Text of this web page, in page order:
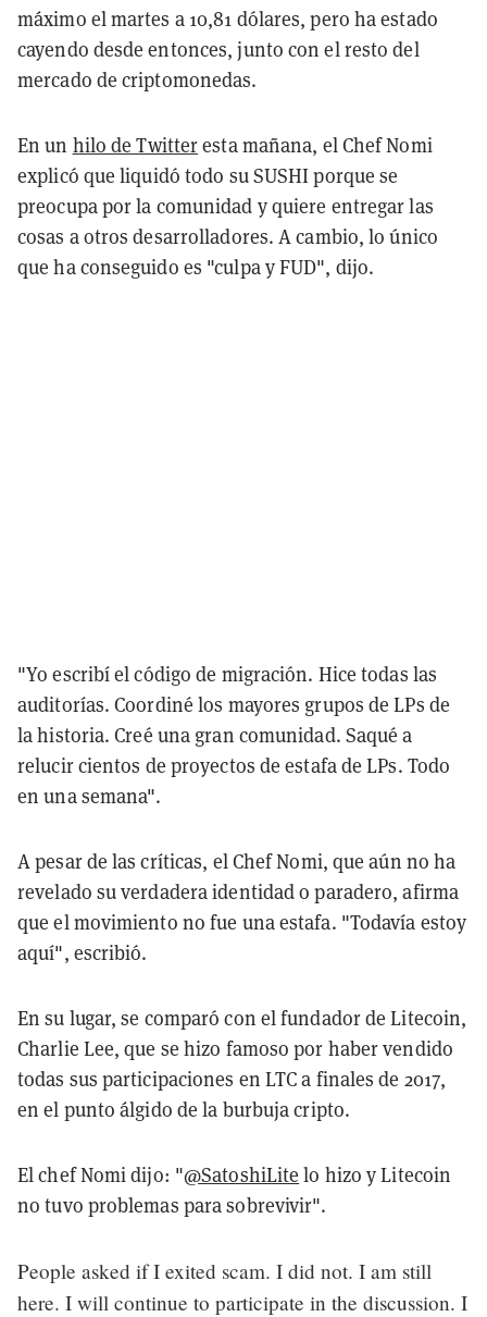
máximo el martes a 10,81 dólares, pero ha estado
cayendo desde entonces, junto con el resto del
mercado de criptomonedas.
En un hilo de Twitteresta mañana, el Chef Nomi
explicó que liquidó todo su SUSHI porque se
preocupa por la comunidad y quiere entregar las
cosas a otros desarrolladores. A cambio, lo único
que ha conseguido es "culpa y FUD", dijo.
"Yo escribí el código de migración. Hice todas las
auditorías. Coordiné los mayores grupos de LPs de
la historia. Creé una gran comunidad. Saqué a
relucir cientos de proyectos de estafa de LPs. Todo
en una semana".
A pesar de las críticas, el Chef Nomi, que aún no ha
revelado su verdadera identidad o paradero, afirma
que el movimiento no fue una estafa. "Todavía estoy
aquí", escribió.
En su lugar, se comparó con el fundador de Litecoin,
Charlie Lee, que se hizo famoso por haber vendido
todas sus participaciones en LTC a finales de 2017,
en el punto álgido de la burbuja cripto.
El chef Nomi dijo: "@SatoshiLite lo hizo y Litecoin
no tuvo problemas para sobrevivir".
People asked if I exited scam. I did not. I am still
here. I will continue to participate in the discussion. I